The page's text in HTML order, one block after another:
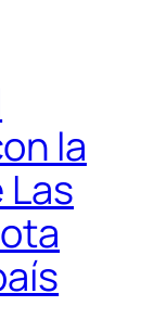
la